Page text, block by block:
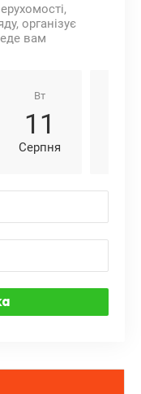
організує
вам
Вт
11
Серпня